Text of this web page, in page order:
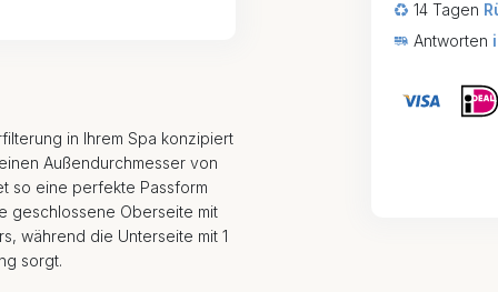
in Ihrem Spa konzipiert
Außendurchmesser von
so eine perfekte Passform
geschlossene Oberseite mit
während die Unterseite mit 1
sorgt.
14 Tagen
Antworten